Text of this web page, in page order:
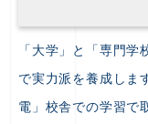
「大学」と「専門
で実力派を養成しま
電」校舎での学習で